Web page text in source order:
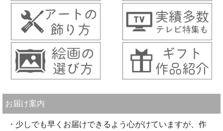
お届け案内
・少しでも早くお届けできるよう心がけていますが、作